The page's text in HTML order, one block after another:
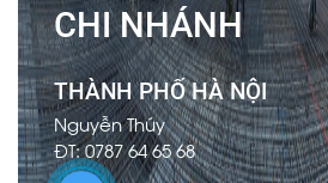
CHI NHÁNH
THÀNH PHỐ HÀ NỘI
Nguyễn Thúy
ĐT: 0787 64 65 68